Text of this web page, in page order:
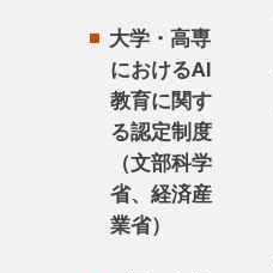
大学・高専
におけるAI
教育に関す
る認定制度
（文部科学
省、経済産
業省）